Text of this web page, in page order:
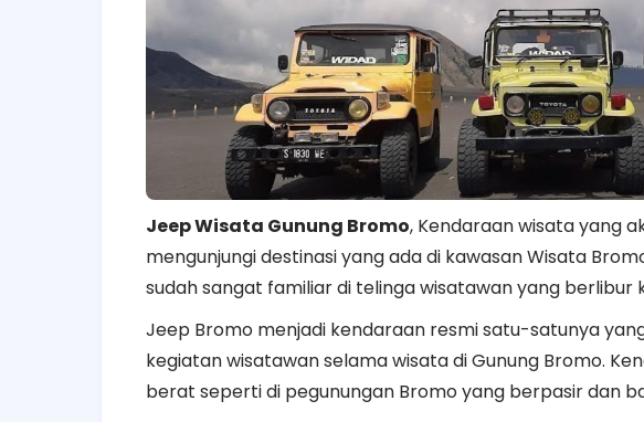
Jeep Wisata Gunung Bromo, Kendaraan wisata yang
mengunjungi destinasi yang ada di kawasan Wisata
sudah sangat familiar di telinga wisatawan yang berlibur
Jeep Bromo menjadi kendaraan resmi satu-satunya
kegiatan wisatawan selama wisata di Gunung Bromo.
berat seperti di pegunungan Bromo yang berpasir dan